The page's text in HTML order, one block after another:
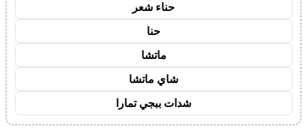
حناء شعر
حنا
ماتشا
شاي ماتشا
شدات ببجي تمارا